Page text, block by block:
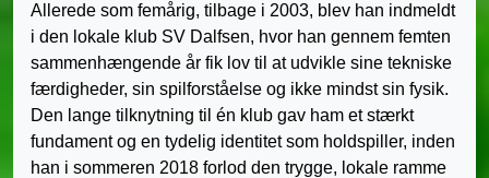
Allerede som femårig, tilbage i 2003, blev han indmeldt
i den lokale klub SV Dalfsen, hvor han gennem femten
sammenhængende år fik lov til at udvikle sine tekniske
færdigheder, sin spilforståelse og ikke mindst sin fysik.
Den lange tilknytning til én klub gav ham et stærkt
fundament og en tydelig identitet som holdspiller, inden
han i sommeren 2018 forlod den trygge, lokale ramme